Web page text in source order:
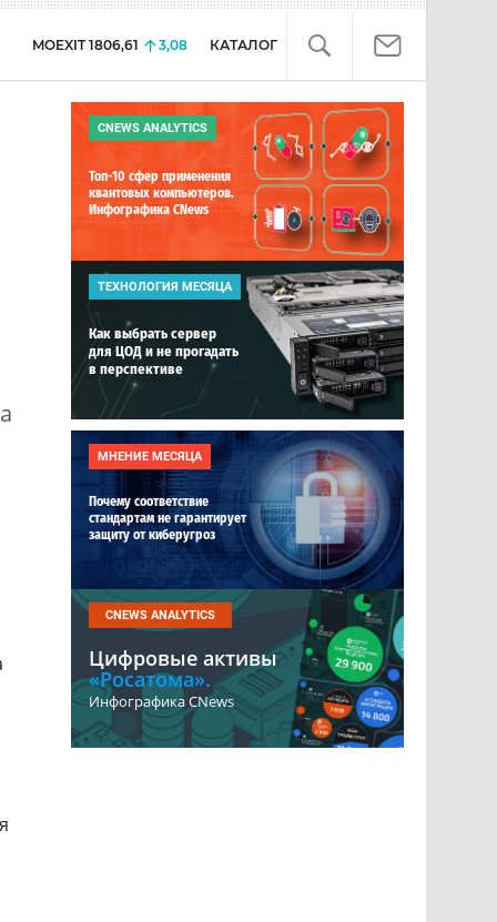
MOEXIT 1806,61 3,08 КАТАЛОГ
CNEWS ANALYTICS
Топ-10 сфер применения
квантовых компьютеров.
Инфографика CNews
ТЕХНОЛОГИЯ МЕСЯЦА
Как выбрать сервер
для ЦОД и не прогадать
в перспективе
МНЕНИЕ МЕСЯЦА
Почему соответствие
стандартам не гарантирует
защиту от киберугроз
CNEWS ANALYTICS
Цифровые активы
«Росатома».
Инфографика CNews